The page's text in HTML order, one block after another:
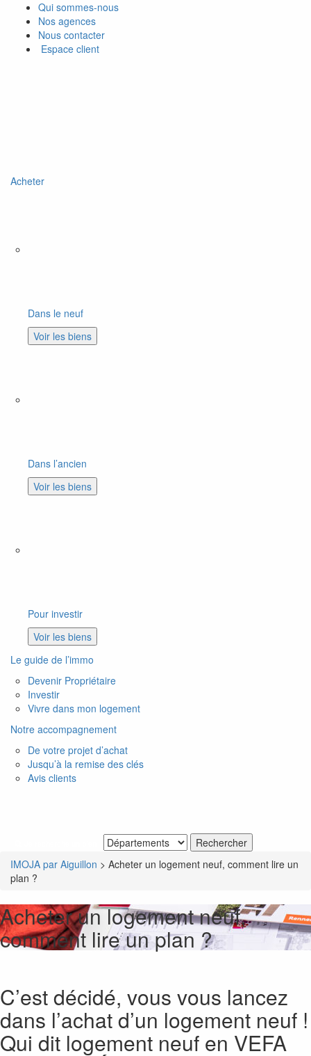
Qui sommes-nous
Nos agences
Nous contacter
Espace client
Acheter
Dans le neuf
Voir les biens
Dans l’ancien
Voir les biens
Pour investir
Voir les biens
Le guide de l’immo
Devenir Propriétaire
Investir
Vivre dans mon logement
Notre accompagnement
De votre projet d’achat
Jusqu’à la remise des clés
Avis clients
IMOJA par Aiguillon > Acheter un logement neuf, comment lire un
plan ?
Acheter un logement neuf,
comment lire un plan ?
C’est décidé, vous vous lancez
dans l’achat d’un logement neuf !
Qui dit logement neuf en VEFA